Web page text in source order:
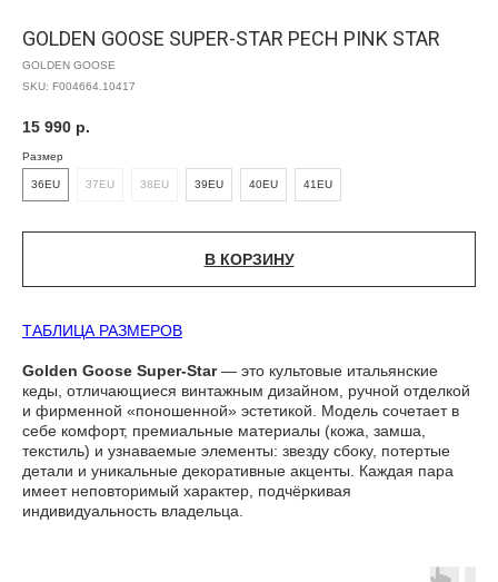
GOLDEN GOOSE SUPER-STAR PECH PINK STAR
GOLDEN GOOSE
SKU: F004664.10417
15 990 р.
Размер
36EU 37EU 38EU 39EU 40EU 41EU
В КОРЗИНУ
ТАБЛИЦА РАЗМЕРОВ
Golden Goose Super-Star— это культовые итальянские
кеды, отличающиеся винтажным дизайном, ручной отделкой
и фирменной «поношенной» эстетикой. Модель сочетает в
себе комфорт, премиальные материалы (кожа, замша,
текстиль) и узнаваемые элементы: звезду сбоку, потертые
детали и уникальные декоративные акценты. Каждая пара
имеет неповторимый характер, подчёркивая
индивидуальность владельца.